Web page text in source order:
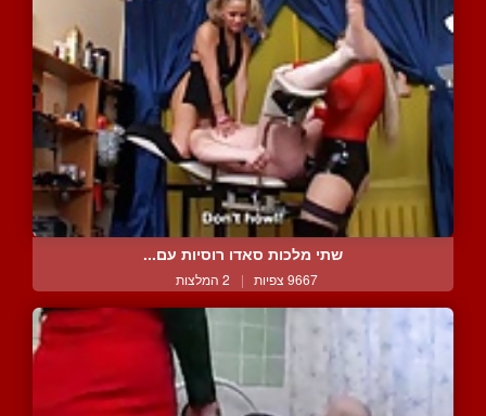
שתי מלכות סאדו רוסיות עם...
9667 צפיות | 2 המלצות